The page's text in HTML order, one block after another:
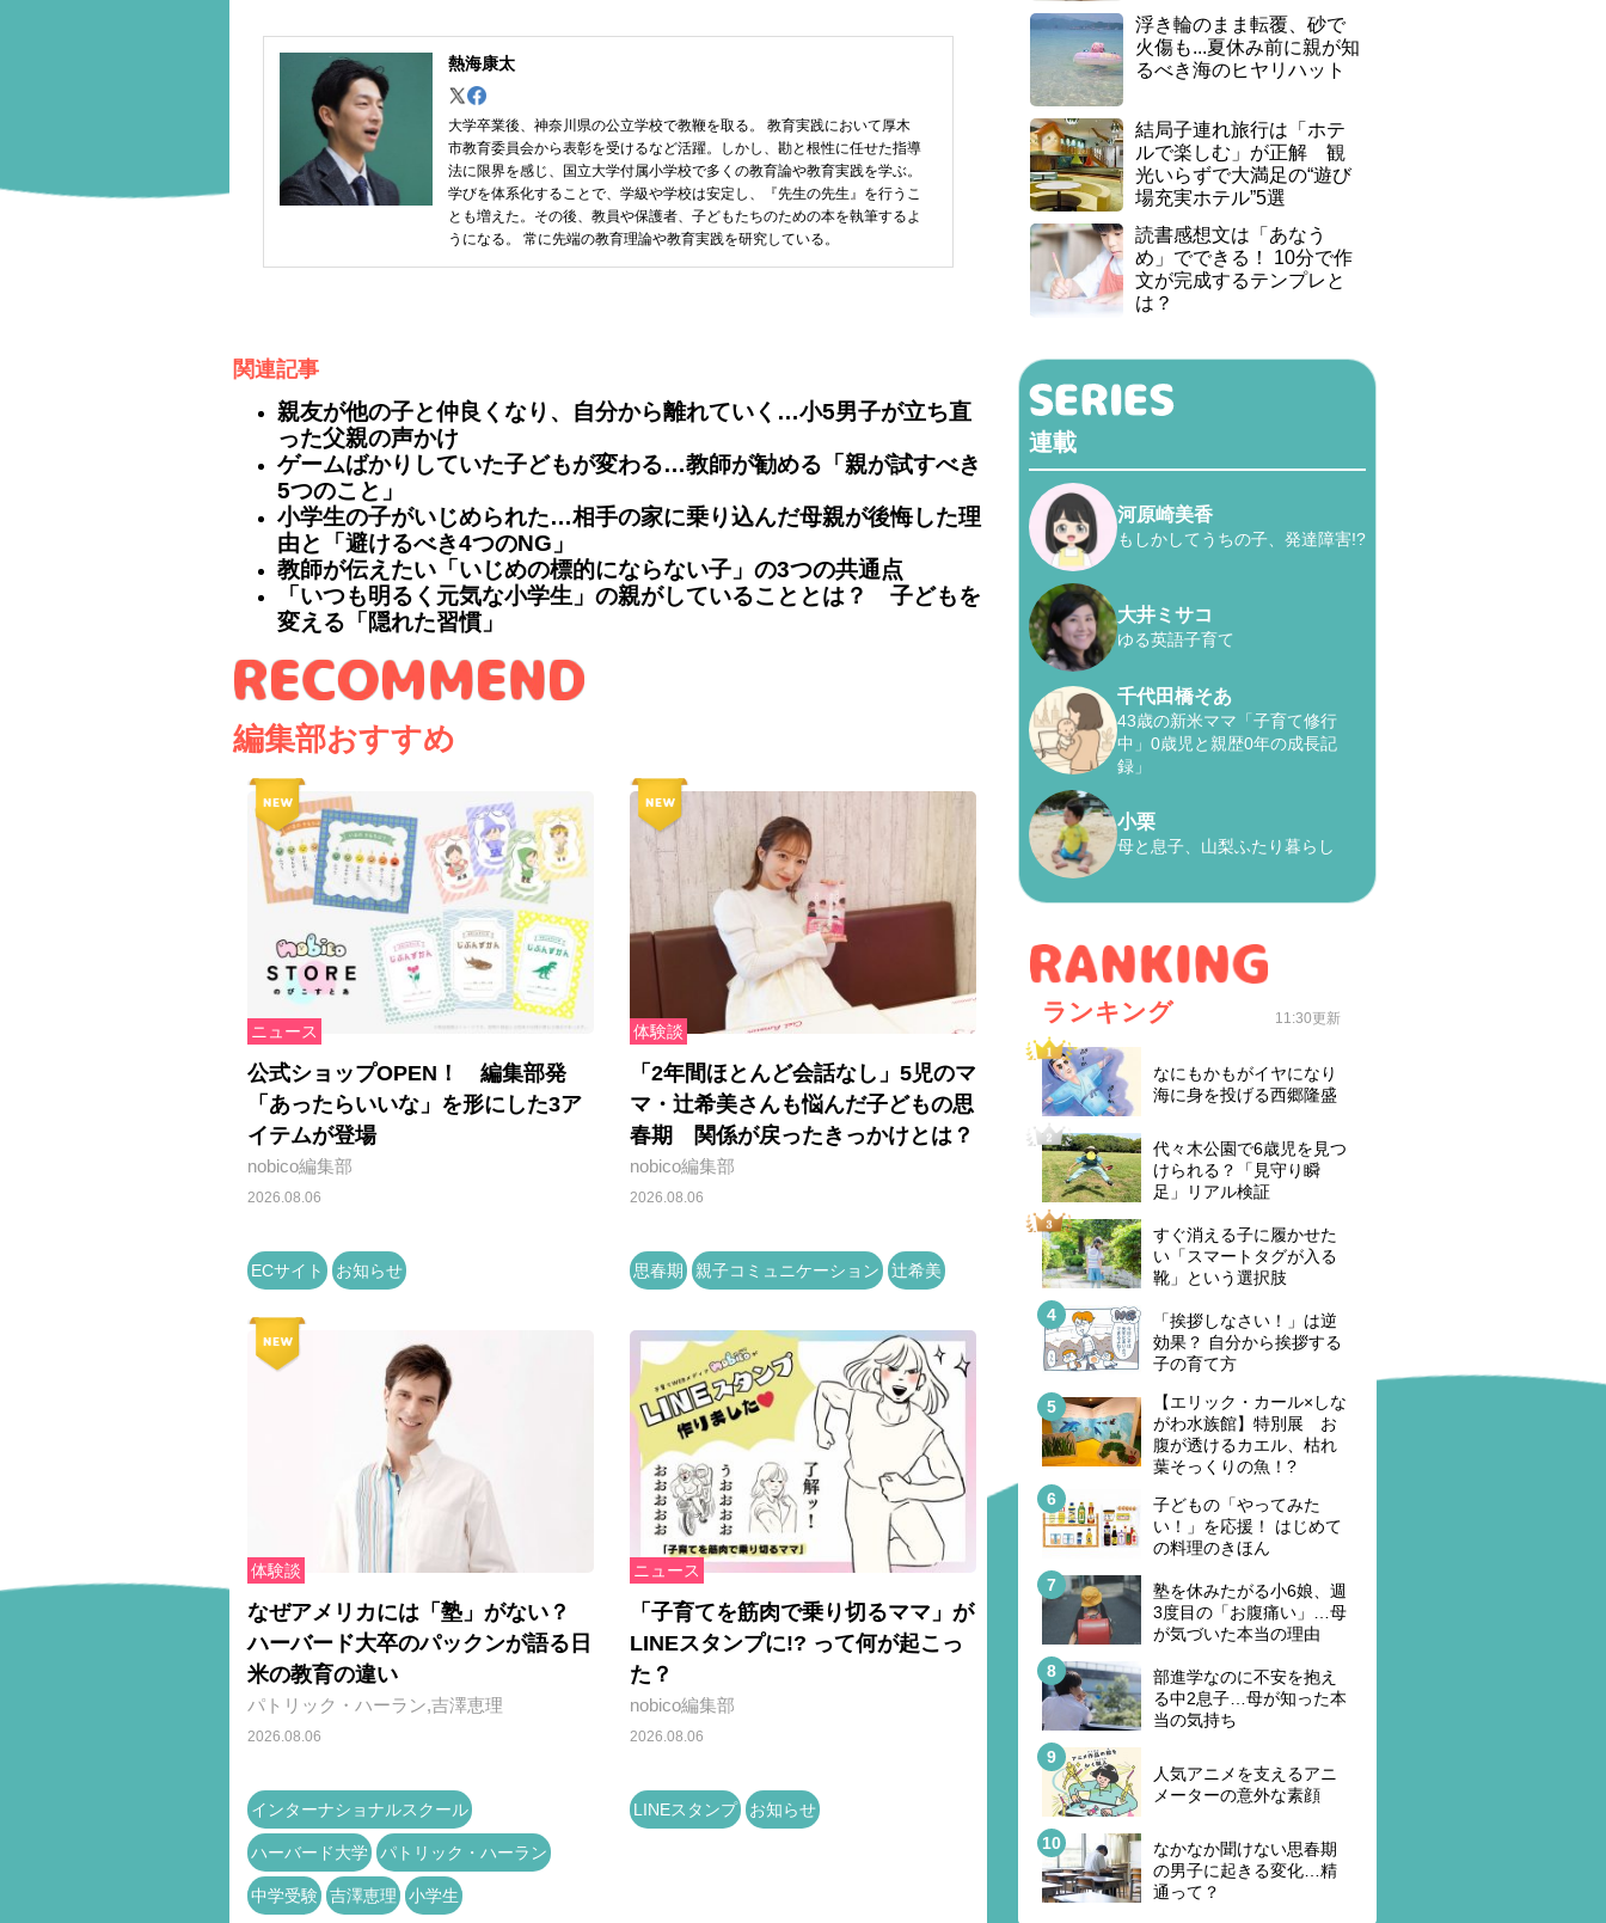
熱海康太
大学卒業後、神奈川県の公立学校で教鞭を取る。 教育実践において厚木
市教育委員会から表彰を受けるなど活躍。しかし、勘と根性に任せた指導
法に限界を感じ、国立大学付属小学校で多くの教育論や教育実践を学ぶ。
学びを体系化することで、学級や学校は安定し、『先生の先生』を行うこ
とも増えた。その後、教員や保護者、子どもたちのための本を執筆するよ
うになる。 常に先端の教育理論や教育実践を研究している。
関連記事
親友が他の子と仲良くなり、自分から離れていく…小5男子が立ち直
った父親の声かけ
ゲームばかりしていた子どもが変わる…教師が勧める「親が試すべき
5つのこと」
小学生の子がいじめられた…相手の家に乗り込んだ母親が後悔した理
由と「避けるべき4つのNG」
教師が伝えたい「いじめの標的にならない子」の3つの共通点
「いつも明るく元気な小学生」の親がしていることとは？ 子どもを
変える「隠れた習慣」
編集部おすすめ
ニュース
公式ショップOPEN！ 編集部発
「あったらいいな」を形にした3ア
イテムが登場
nobico編集部
2026.08.06
ECサイト お知らせ
体験談
「2年間ほとんど会話なし」5児のマ
マ・辻希美さんも悩んだ子どもの思
春期 関係が戻ったきっかけとは？
nobico編集部
2026.08.06
思春期 親子コミュニケーション 辻希美
体験談
なぜアメリカには「塾」がない？
ハーバード大卒のパックンが語る日
米の教育の違い
パトリック・ハーラン,吉澤恵理
2026.08.06
インターナショナルスクール
ハーバード大学 パトリック・ハーラン
中学受験 吉澤恵理 小学生
ニュース
「子育てを筋肉で乗り切るママ」が
LINEスタンプに!? って何が起こっ
た？
nobico編集部
2026.08.06
LINEスタンプ お知らせ
浮き輪のまま転覆、砂で
火傷も...夏休み前に親が知
るべき海のヒヤリハット
結局子連れ旅行は「ホテ
ルで楽しむ」が正解 観
光いらずで大満足の“遊び
場充実ホテル”5選
読書感想文は「あなう
め」でできる！ 10分で作
文が完成するテンプレと
は？
連載
河原崎美香
もしかしてうちの子、発達障害!?
大井ミサコ
ゆる英語子育て
千代田橋そあ
43歳の新米ママ「子育て修行
中」0歳児と親歴0年の成長記
録」
小栗
母と息子、山梨ふたり暮らし
ランキング 11:30更新
なにもかもがイヤになり
海に身を投げる西郷隆盛
代々木公園で6歳児を見つ
けられる？「見守り瞬
足」リアル検証
すぐ消える子に履かせた
い「スマートタグが入る
靴」という選択肢
「挨拶しなさい！」は逆
効果？ 自分から挨拶する
子の育て方
【エリック・カール×しな
がわ水族館】特別展 お
腹が透けるカエル、枯れ
葉そっくりの魚！?
子どもの「やってみた
い！」を応援！ はじめて
の料理のきほん
塾を休みたがる小6娘、週
3度目の「お腹痛い」…母
が気づいた本当の理由
部進学なのに不安を抱え
る中2息子…母が知った本
当の気持ち
人気アニメを支えるアニ
メーターの意外な素顔
なかなか聞けない思春期
の男子に起きる変化…精
通って？